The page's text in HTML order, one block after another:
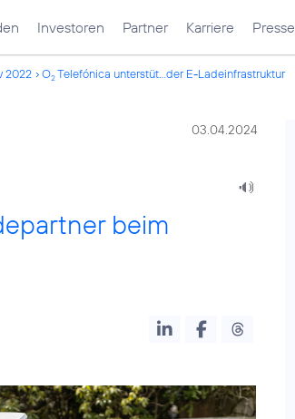
Investoren Partner Karriere Presse
2022 O2Telefónica unterstüt...der E-Ladeinfrastruktur
03.04.2024
beim